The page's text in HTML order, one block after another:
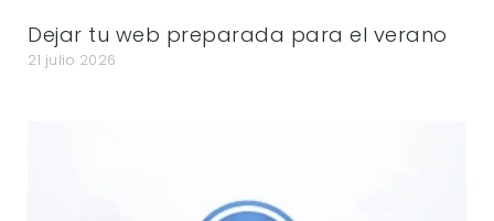
Dejar tu web preparada para el verano
21 julio 2026